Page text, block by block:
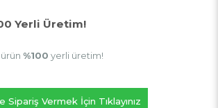
Yerli Üretim!
%100 yerli üretim!
Vermek İçin Tıklayınız